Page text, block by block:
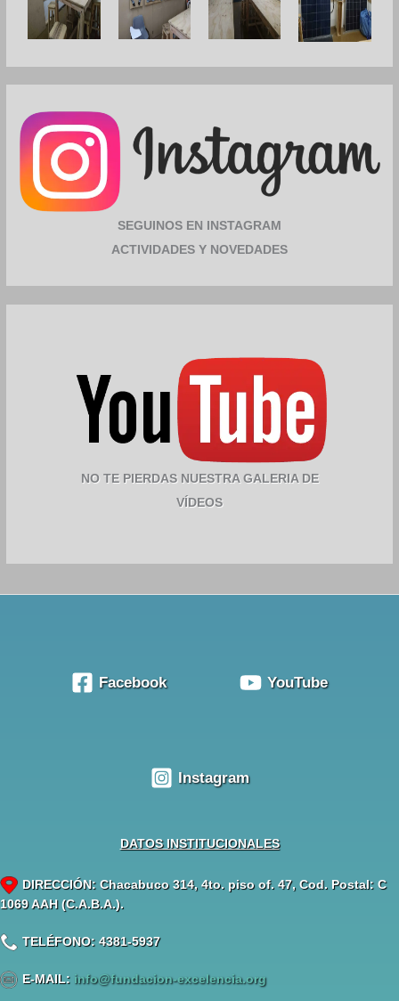
SEGUINOS EN INSTAGRAM
ACTIVIDADES Y NOVEDADES
NO TE PIERDAS NUESTRA GALERIA DE
VÍDEOS
Facebook YouTube
Instagram
DATOS INSTITUCIONALES
DIRECCIÓN: Chacabuco 314, 4to. piso of. 47, Cod. Postal: C
1069 AAH (C.A.B.A.).
TELÉFONO: 4381-5937
E-MAIL: info@fundacion-excelencia.org